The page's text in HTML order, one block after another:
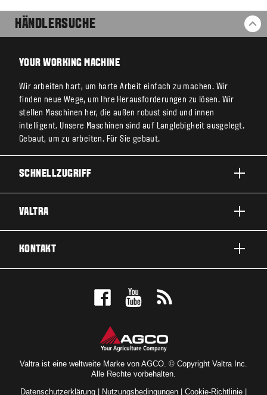
HÄNDLERSUCHE
YOUR WORKING MACHINE
Wir arbeiten hart, um harte Arbeit einfach zu machen. Wir
finden neue Wege, um Ihre Herausforderungen zu lösen. Wir
stellen Maschinen her, die außen robust sind und innen
intelligent. Unsere Maschinen sind auf Langlebigkeit ausgelegt.
Gebaut, um zu arbeiten. Für Sie gebaut.
SCHNELLZUGRIFF
SERVICE & REPARATUR
VALTRA
KONTAKT
PROBEFAHRT MACHEN
Valtra ist eine weltweite Marke von AGCO. © Copyright Valtra Inc.
Alle Rechte vorbehalten.
Datenschutzerklärung
Nutzungsbedingungen Cookie-Richtlinie